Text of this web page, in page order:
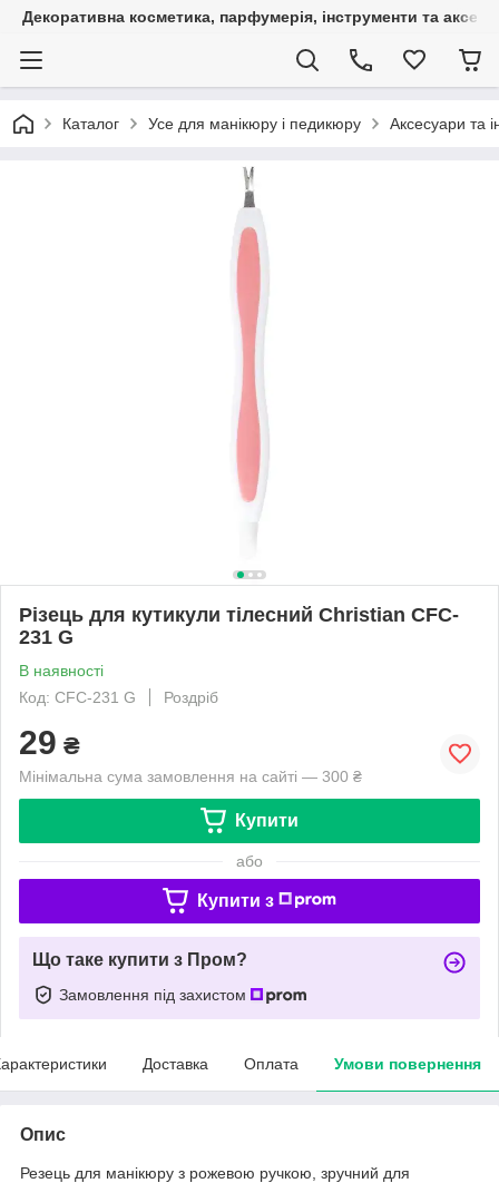
Декоративна косметика, парфумерія, інструменти та
Каталог Усе для манікюру і педикюру Аксесуари та
Різець для кутикули тілесний Christian CFC-
231 G
В наявності
Код: CFC-231 G
Роздріб
29 ₴
Мінімальна сума замовлення на сайті — 300 ₴
Купити
або
Купити з
Що таке купити з Пром?
Замовлення під захистом
Доставка Оплата Умови повернення
Опис
Резець для манікюру з рожевою ручкою, зручний для